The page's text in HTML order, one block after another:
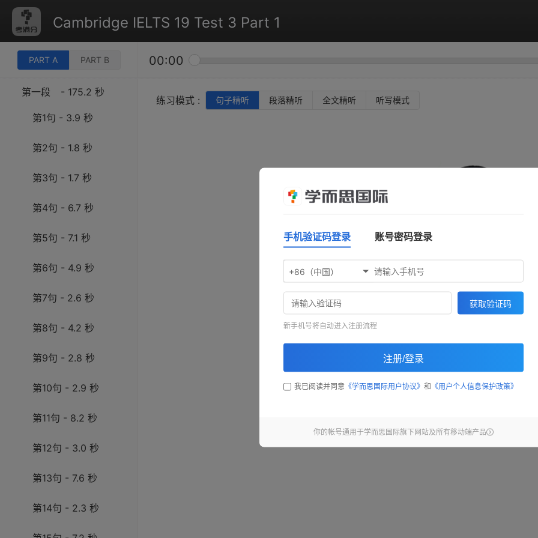
Cambridge IELTS 19 Test 3 Part 1
PART A PART B 00:00
第一段 - 175.2 秒
第1句 - 3.9 秒
第2句 - 1.8 秒
第3句 - 1.7 秒
第4句 - 6.7 秒
第5句 - 7.1 秒
第6句 - 4.9 秒
第7句 - 2.6 秒
第8句 - 4.2 秒
第9句 - 2.8 秒
第10句 - 2.9 秒
第11句 - 8.2 秒
第12句 - 3.0 秒
第13句 - 7.6 秒
第14句 - 2.3 秒
练习模式 : 句子精听 段落精听 全文精听 听写模式
71033同学完
手机验证码登录 账号密码登录
+86（中国）
获取验证码
新手机号将自动进入注册流程
注册/登录
我已阅读并同意 《学而思国际用户协议》 和 《用户个人信息保护政策》
你的帐号通用于学而思国际旗下网站及所有移动端产品